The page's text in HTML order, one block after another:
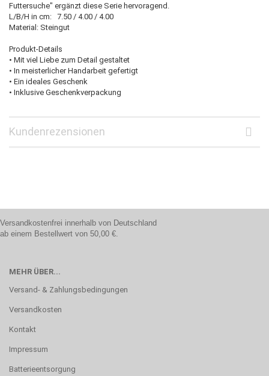
Futtersuche" ergänzt diese Serie hervoragend.
L/B/H in cm: 7.50 / 4.00 / 4.00
Material: Steingut
Produkt-Details
• Mit viel Liebe zum Detail gestaltet
• In meisterlicher Handarbeit gefertigt
• Ein ideales Geschenk
• Inklusive Geschenkverpackung
Kundenrezensionen
Versandkostenfrei innerhalb von Deutschland
ab einem Bestellwert von 50,00 €.
MEHR ÜBER...
Versand- & Zahlungsbedingungen
Versandkosten
Kontakt
Impressum
Batterieentsorgung